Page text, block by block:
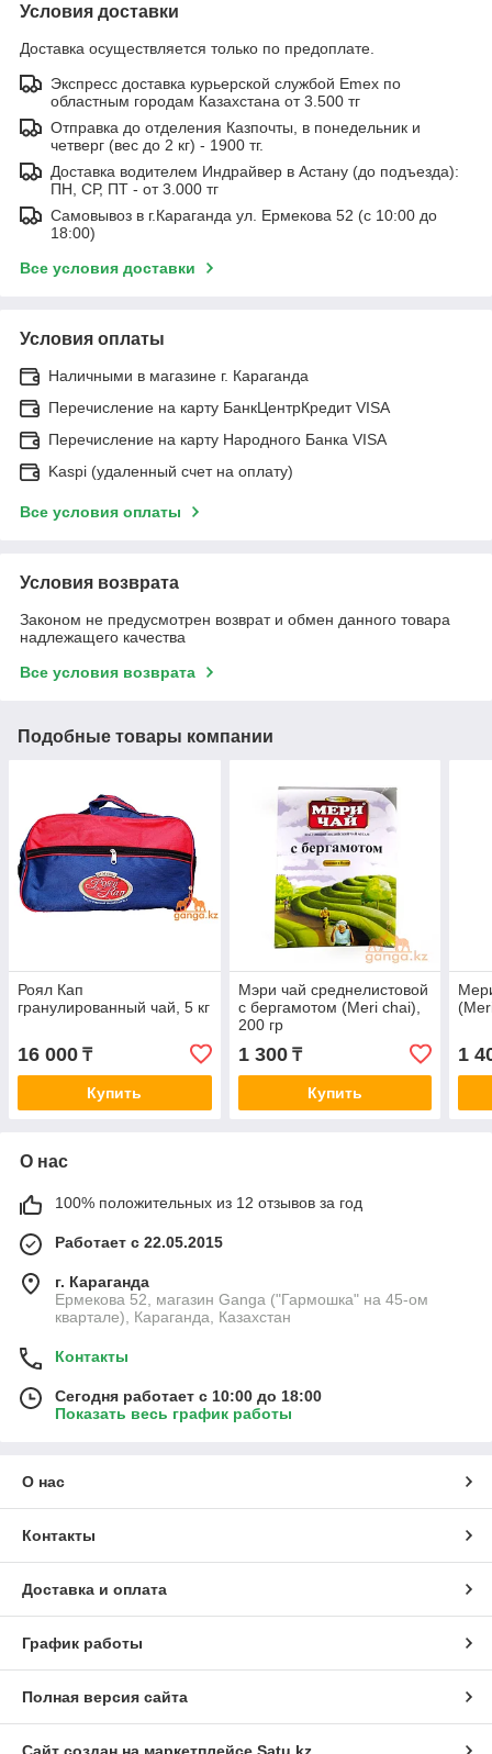
Условия доставки
Доставка осуществляется только по предоплате.
Экспресс доставка курьерской службой Emex по
областным городам Казахстана от 3.500 тг
Отправка до отделения Казпочты, в понедельник и
четверг (вес до 2 кг) - 1900 тг.
Доставка водителем Индрайвер в Астану (до подъезда):
ПН, СР, ПТ - от 3.000 тг
Самовывоз в г.Караганда ул. Ермекова 52 (с 10:00 до
18:00)
Все условия доставки
Условия оплаты
Наличными в магазине г. Караганда
Перечисление на карту БанкЦентрКредит VISA
Перечисление на карту Народного Банка VISA
Kaspi (удаленный счет на оплату)
Все условия оплаты
Условия возврата
Законом не предусмотрен возврат и обмен данного товара
надлежащего качества
Все условия возврата
Подобные товары компании
Роял Кап
гранулированный чай, 5 кг
16 000 ₸
Купить
Мэри чай среднелистовой
с бергамотом (Meri chai),
200 гр
1 300₸
Купить
1
О нас
100% положительных из 12 отзывов за год
Работает с 22.05.2015
г. Караганда
Ермекова 52, магазин Ganga ("Гармошка" на 45-ом
квартале), Караганда, Казахстан
Контакты
Сегодня работает с 10:00 до 18:00
Показать весь график работы
О нас
Контакты
Доставка и оплата
График работы
Полная версия сайта